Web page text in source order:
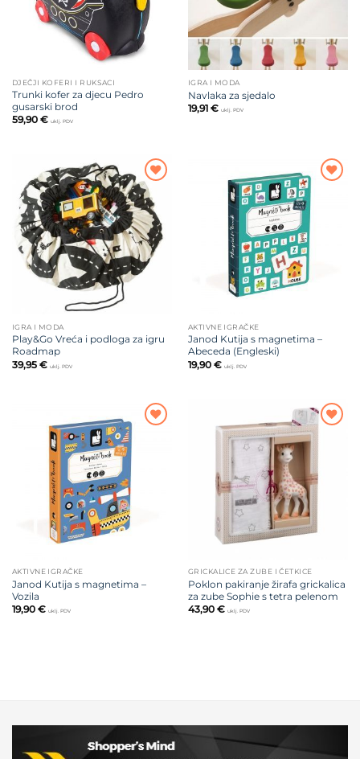
DJEČJI KOFERI I RUKSACI
Trunki kofer za djecu Pedro
gusarski brod
59,90 € uklj. PDV
IGRA I MODA
Navlaka za sjedalo
19,91 € uklj. PDV
Dodajte
na listu
želja
IGRA I MODA
Play&Go Vreća i podloga za igru
Roadmap
39,95 € uklj. PDV
Dodajte
AKTIVNE IGRAČKE
Janod Kutija s magnetima –
Abeceda (Engleski)
19,90 € uklj. PDV
AKTIVNE IGRAČKE
Janod Kutija s magnetima –
Vozila
19,90 € uklj. PDV
Dodajte
GRICKALICE ZA ZUBE I ČETKICE
Poklon pakiranje žirafa grickalica
za zube Sophie s tetra pelenom
43,90 € uklj. PDV